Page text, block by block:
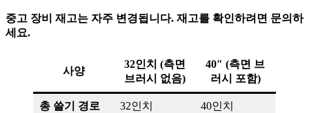
중고 장비 재고는 자주 변경됩니다. 재고를 확인하려면 문의하
세요.
사양
32인치 (측면
브러시 없음)
40″ (측면 브
러시 포함)
총 쓸기 경로 32인치 40인치